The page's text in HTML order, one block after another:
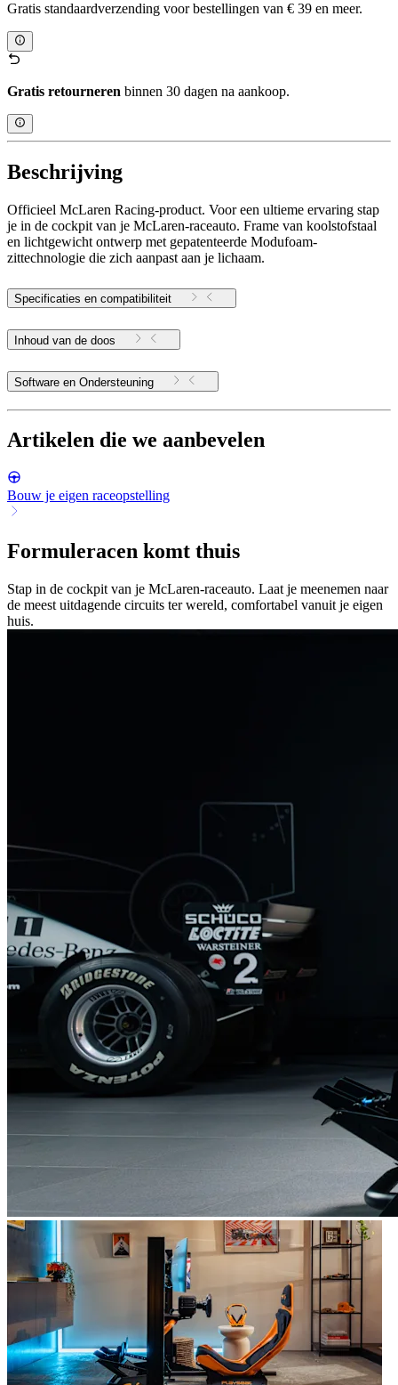
Gratis standaardverzending voor bestellingen van € 39 en meer.
Gratis retourneren binnen 30 dagen na aankoop.
Beschrijving
Officieel McLaren Racing-product. Voor een ultieme ervaring stap
je in de cockpit van je McLaren-raceauto. Frame van koolstofstaal
en lichtgewicht ontwerp met gepatenteerde Modufoam-
zittechnologie die zich aanpast aan je lichaam.
Specificaties en compatibiliteit
Inhoud van de doos
Software en Ondersteuning
Artikelen die we aanbevelen
Bouw je eigen raceopstelling
Formuleracen komt thuis
Stap in de cockpit van je McLaren-raceauto. Laat je meenemen naar
de meest uitdagende circuits ter wereld, comfortabel vanuit je eigen
huis.